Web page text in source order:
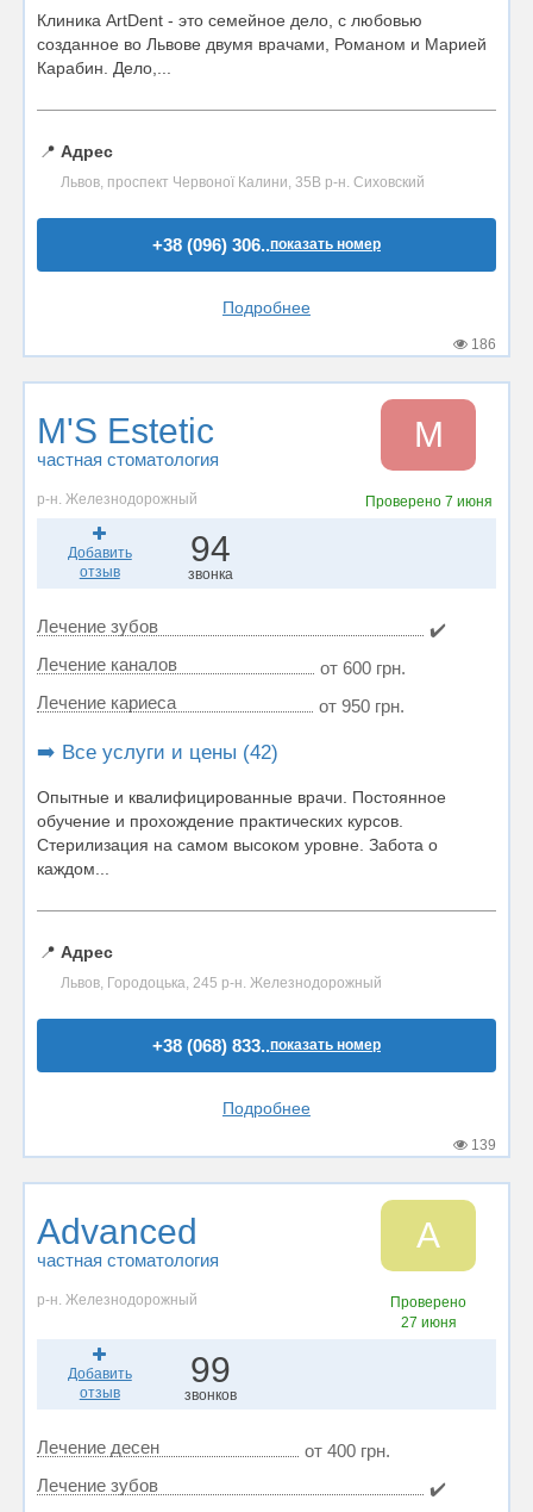
Клиника ArtDent - это семейное дело, с любовью
созданное во Львове двумя врачами, Романом и Марией
Карабин. Дело,...
📍 Адрес
Львов, проспект Червоної Калини, 35В р-н. Сиховский
+38 (096) 306..показать номер
Подробнее
186
M'S Estetic
частная стоматология
M
р-н. Железнодорожный Проверено 7 июня
Добавить
отзыв
94
звонка
Лечение зубов
✔️
Лечение каналов
от 600 грн.
Лечение кариеса
от 950 грн.
➡️ Все услуги и цены (42)
Опытные и квалифицированные врачи. Постоянное
обучение и прохождение практических курсов.
Стерилизация на самом высоком уровне. Забота о
каждом...
📍 Адрес
Львов, Городоцька, 245 р-н. Железнодорожный
+38 (068) 833..показать номер
Подробнее
139
Advanced
частная стоматология
A
р-н. Железнодорожный
Проверено
27 июня
Добавить
отзыв
99
звонков
Лечение десен
от 400 грн.
Лечение зубов
✔️